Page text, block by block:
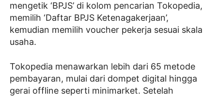
mengetik ‘BPJS’ di kolom pencarian Tokopedia,
memilih ‘Daftar BPJS Ketenagakerjaan’,
kemudian memilih voucher pekerja sesuai skala
usaha.
Tokopedia menawarkan lebih dari 65 metode
pembayaran, mulai dari dompet digital hingga
gerai offline seperti minimarket. Setelah